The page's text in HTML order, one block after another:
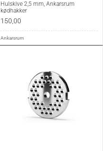
Hulskive 2,5 mm, Ankarsrum
kødhakker
150,00
Ankarsrum